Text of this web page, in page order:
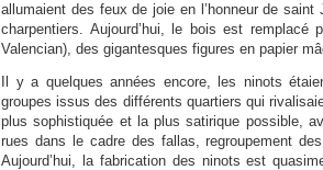
allumaient des feux de joie en l’honneur de
charpentiers. Aujourd’hui, le bois est remplacé
Valencian), des gigantesques figures en papier
Il y a quelques années encore, les ninots
groupes issus des différents quartiers qui
plus sophistiquée et la plus satirique possible,
rues dans le cadre des fallas, regroupement
Aujourd’hui, la fabrication des ninots est